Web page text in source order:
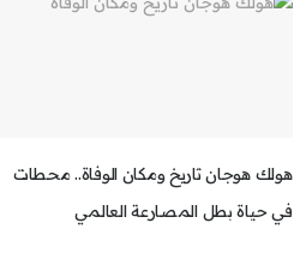
هولك هوجان تاريخ ومكان الوفاة.. محطات
في حياة بطل المصارعة العالمي